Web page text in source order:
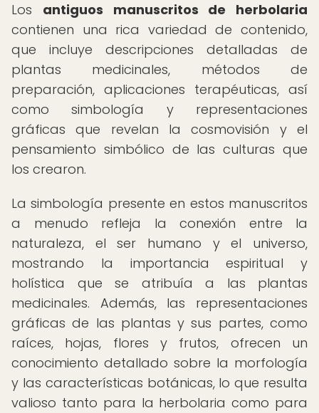
Los antiguos manuscritos de herbolaria
contienen una rica variedad de contenido,
que incluye descripciones detalladas de
plantas medicinales, métodos de
preparación, aplicaciones terapéuticas, así
como simbología y representaciones
gráficas que revelan la cosmovisión y el
pensamiento simbólico de las culturas que
los crearon.
La simbología presente en estos manuscritos
a menudo refleja la conexión entre la
naturaleza, el ser humano y el universo,
mostrando la importancia espiritual y
holística que se atribuía a las plantas
medicinales. Además, las representaciones
gráficas de las plantas y sus partes, como
raíces, hojas, flores y frutos, ofrecen un
conocimiento detallado sobre la morfología
y las características botánicas, lo que resulta
valioso tanto para la herbolaria como para